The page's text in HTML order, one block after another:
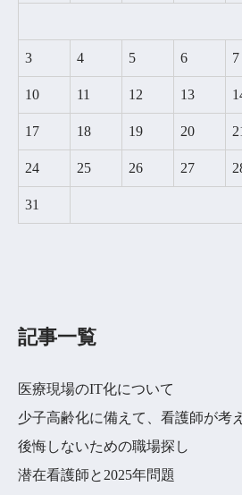
3 4 5 6 7
10 11 12 13
17 18 19 20
24 25 26 27
31
記事一覧
医療現場のIT化について
少子高齢化に備えて、看護師が考
後悔しないための職場探し
潜在看護師と2025年問題